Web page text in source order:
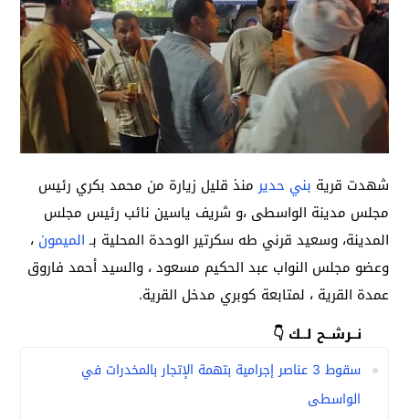
شهدت قرية بني حديرمنذ قليل زيارة من محمد بكري رئيس
مجلس مدينة الواسطى ،و شريف ياسين نائب رئيس مجلس
المدينة، وسعيد قرني طه سكرتير الوحدة المحلية بـالميمون ،
وعضو مجلس النواب عبد الحكيم مسعود ، والسيد أحمد فاروق
عمدة القرية ، لمتابعة كوبري مدخل القرية.
نــرشــح لــك 👇
سقوط 3 عناصر إجرامية بتهمة الإتجار بالمخدرات في
الواسطى